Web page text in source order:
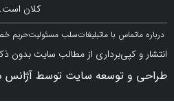
با ما تبلیغاتسلب مسئولیتحریم خصوصیسیاست
از مطالب سایت بدون ذکر منبع
سایت توسط آژانس دیجیتال